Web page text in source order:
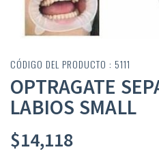
CÓDIGO DEL PRODUCTO : 5111
OPTRAGATE
LABIOS SMALL
$14,118